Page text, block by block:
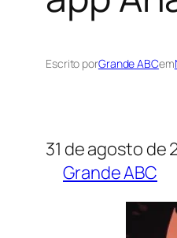
Escrito porGrande ABCem
31 de agosto de
Grande ABC